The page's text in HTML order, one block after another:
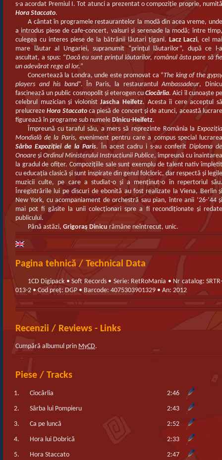
s-a acordat Premiul I. Tot atunci a prezentat o compoziţie proprie, numită
Hora Staccato.
A cântat în programele restaurantelor la modă din acea vreme, unde
a introdus piese de cafe-concert, valsuri şi serenade la modă; între timp,
culegea cu interes piese de la bătrânii lăutari ţigani. Lacz Laczi, cel
mare lăutar al Ungariei, supranumit “prinţul lăutarilor”, după ce l-a
ascultat, a spus: “Dacă eu sunt prinţul lăutarilor, românul ăsta pare să fie
un adevărat rege al lor.”
Concertează la Londra, unde este promovat ca “The king of the
players and his band“. În Paris, la restaurantulAmbassadeur,
fascinează un public cosmopolit şi eterogen cuCiocârlia. Aici îl cunoaşte
celebrul muzician şi violonistJascha Heifetz. Acesta îi cere acceptul
prelucrezeHora Staccatoca piesă de concert şi de atunci, această
figurează în programe sub numele Dinicu-Heifetz.
Împreună cu taraful său, a mers să reprezinte România la Expoziţia
Mondială de la Paris, eveniment pentru care a compus special
Sârba Expoziţiei de la Paris. În acest cadru i s-au conferitDiploma
Onoare şi Ordinul Ministerului Instrucţiunii Publice, împreună cu înaintarea
la gradul de ofiţer. Compoziţiile sale sunt exemplu de talent nativ împletit
cu educaţia clasică şi sunt inspirate din genul folcloric, dar respectă şi legile
muzicii culte, pe care a studiat-o şi a menţinut-o în repertoriul său.
Înregistrările lui pe discuri de ebonită au fost realizate la Viena, Berlin şi
New York, cu acompaniament de orchestră sau pian, între anii ’26-‘44 şi
mai pot fi găsite la unii colecţionari spre a fi recondiţionate şi redate
publicului.
Până astăzi, Grigoraş Dinicu rămâne neîntrecut, unic.
Pagina tehnică / Technical Data
1CD Digipack • Soft Records • Serie: RetRoMania • Nr catalog: SRTR-
013-2 • Cod preț: DGP • Barcode: 4075303901329 • An: 2012
Recenzii / Reviews - Links
Cumpără albumul prin MyCD.
Piese / Tracks
1. Ciocârlia 2:46
2. Sârba lui Pompieru 2:43
3. Ca pe luncă 2:52
4. Hora lui Dobrică 2:33
5. Hora Staccato 2:47